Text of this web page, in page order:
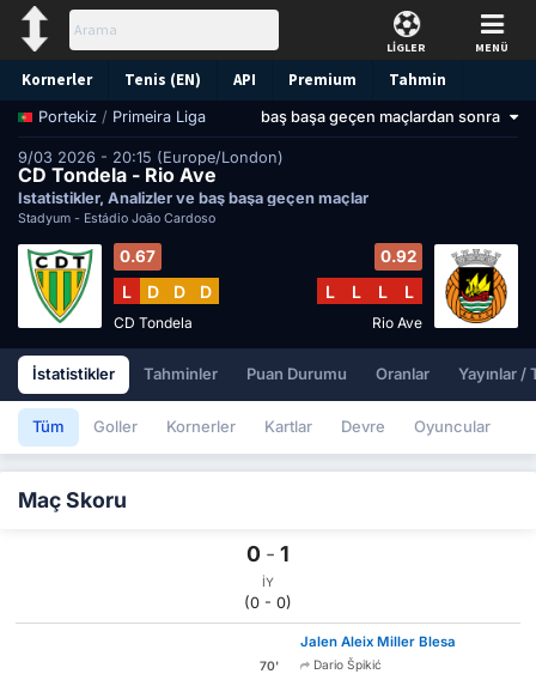
LİGLER MENÜ
Kornerler Tenis (EN) API Premium Tahmin
Portekiz / Primeira Liga baş başa geçen maçlardan sonra
9/03 2026 - 20:15 (Europe/London)
CD Tondela - Rio Ave
İstatistikler, Analizler ve baş başa geçen maçlar
Stadyum - Estádio João Cardoso
0.67
L D D D
CD Tondela
0.92
L L L L
Rio Ave
İstatistikler Tahminler Puan Durumu Oranlar Yayınlar /
Tüm Goller Kornerler Kartlar Devre Oyuncular
Maç Skoru
0 - 1
İY
(0 - 0)
70'
Jalen Aleix Miller Blesa
Dario Špikić